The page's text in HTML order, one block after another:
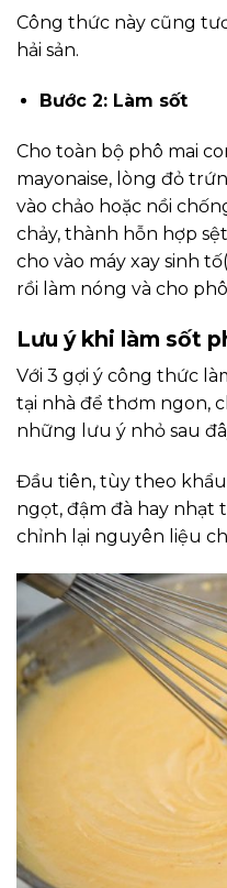
Công thức này cũng
hải sản.
Bước 2: Làm sốt
Cho toàn bộ phô mai
mayonaise, lòng đỏ
vào chảo hoặc nồi
chảy, thành hỗn hợp
cho vào máy xay sinh
rồi làm nóng và cho
Lưu ý khi làm sốt
Với 3 gợi ý công thức
tại nhà để thơm ngon,
những lưu ý nhỏ sau
Đầu tiên, tùy theo
ngọt, đậm đà hay nhạt
chỉnh lại nguyên liệu